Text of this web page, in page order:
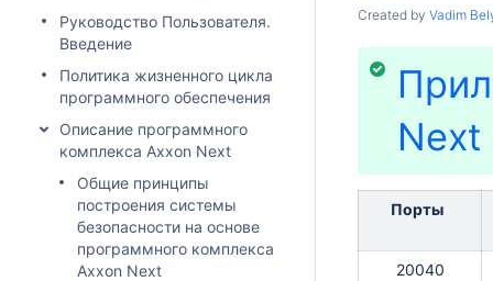
Руководство Пользователя.
Введение
Политика жизненного цикла
программного обеспечения
Описание программного
комплекса Axxon Next
Общие принципы
построения системы
безопасности на основе
программного комплекса
Axxon Next
Created by Vadim
Next
Порты
20040